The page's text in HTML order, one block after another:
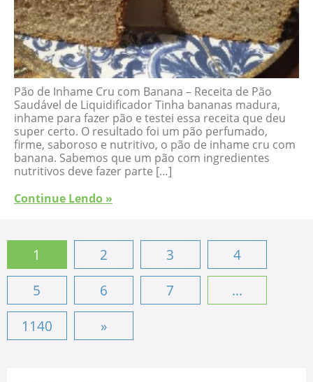
Pão de Inhame Cru com Banana – Receita de Pão
Saudável de Liquidificador Tinha bananas madura,
inhame para fazer pão e testei essa receita que deu
super certo. O resultado foi um pão perfumado,
firme, saboroso e nutritivo, o pão de inhame cru com
banana. Sabemos que um pão com ingredientes
nutritivos deve fazer parte […]
Continue Lendo »
1 2 3
4
5
6 7
...
1140
»